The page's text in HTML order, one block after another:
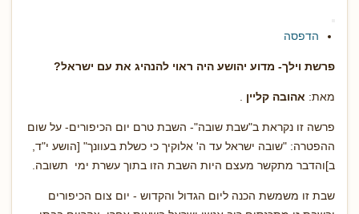
הדפסה
פרשת וילך- מדוע יהושע היה ראוי להנהיג את עם ישראל?
מאת: אהובה קליין
פרשה זו נקראת ב"שבת שובה"- השבת טרם יום הכיפורים- על שום
ההפטרה: "שובה ישראל עד ה' אלוקיך כי כשלת בעוונך" [הושע י"ד,
ב]והדבר מתקשר מעצם היות השבת הזו בתוך עשרת ימי תשובה.
שבת זו משמשת הכנה ליום הגדול והקדוש - יום צום הכיפורים